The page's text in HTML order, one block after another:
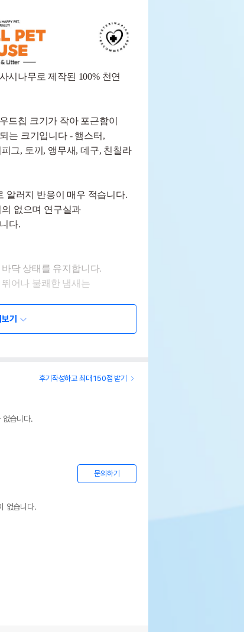
시나무로 제작된 100% 천연
드칩 크기가 작아 포근함이
는 크기입니다 - 햄스터,
그, 토끼, 앵무새, 데구, 친칠라
알러지 반응이 매우 적습니다.
없으며 연구실과
다.
닥 상태를 유지합니다.
어나 불쾌한 냄새는
비해 먼지가 거의 없으며 특히
기
후기작성하고 최대 150점 받기
없습니다.
문의하기
없습니다.